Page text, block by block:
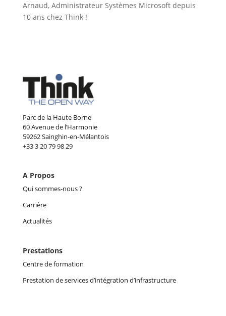
Arnaud, Administrateur Systèmes Microsoft depuis
10 ans chez Think !
Parc de la Haute Borne
60 Avenue de l’Harmonie
59262 Sainghin-en-Mélantois
+33 3 20 79 98 29
A Propos
Qui sommes-nous ?
Carrière
Actualités
Prestations
Centre de formation
Prestation de services d’intégration d’infrastructure